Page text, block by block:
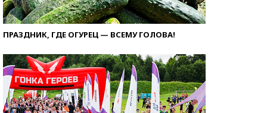
ПРАЗДНИК, ГДЕ ОГУРЕЦ — ВСЕМУ ГОЛОВА!